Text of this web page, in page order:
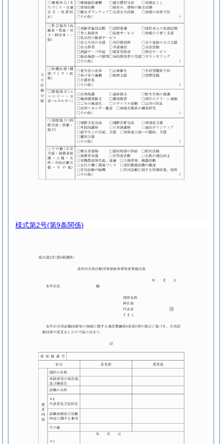
様式第2号(第9条関係)